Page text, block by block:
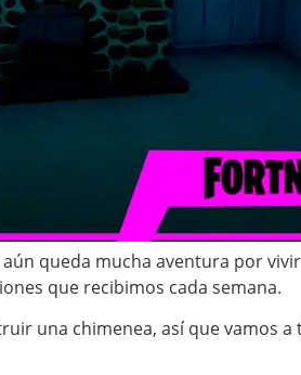
queda mucha aventura por
que recibimos cada semana.
una chimenea, así que vamos